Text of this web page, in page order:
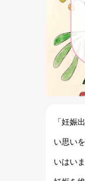
「妊娠
い思い
いはい